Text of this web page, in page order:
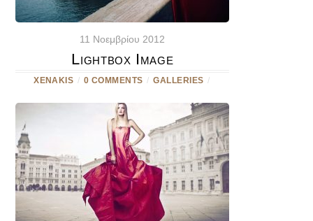
11 Νοεμβρίου 2012
Lightbox Image
XENAKIS / 0 COMMENTS / GALLERIES /